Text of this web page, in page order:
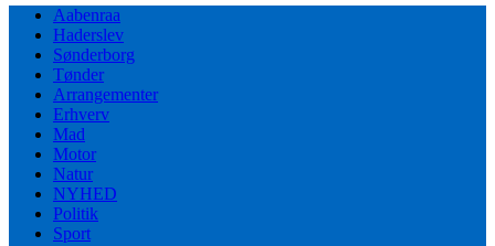
Aabenraa
Haderslev
Sønderborg
Tønder
Arrangementer
Erhverv
Mad
Motor
Natur
NYHED
Politik
Sport